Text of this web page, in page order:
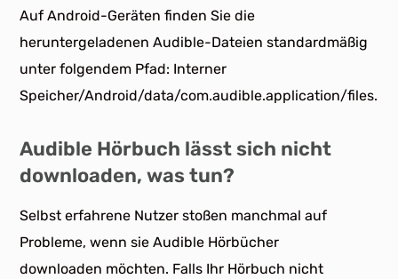
Auf Android-Geräten finden Sie die
heruntergeladenen Audible-Dateien standardmäßig
unter folgendem Pfad: Interner
Speicher/Android/data/com.audible.application/files.
Audible Hörbuch lässt sich nicht
downloaden, was tun?
Selbst erfahrene Nutzer stoßen manchmal auf
Probleme, wenn sie Audible Hörbücher
downloaden möchten. Falls Ihr Hörbuch nicht